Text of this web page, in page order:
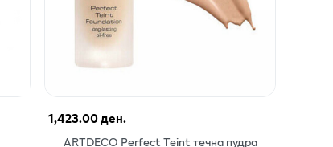
1,423.00 ден.
ARTDECO Perfect Teint течна пудра